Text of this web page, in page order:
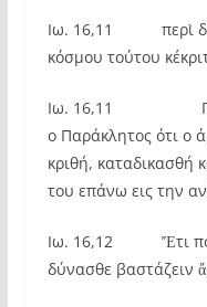
Ιω. 16,11 περὶ δὲ
κόσμου τούτου
Ιω. 16,11 Περί
ο Παράκλητος ότι ο
κριθή, καταδικασθή
του επάνω εις την
Ιω. 16,12 Ἔτι
δύνασθε βαστάζειν